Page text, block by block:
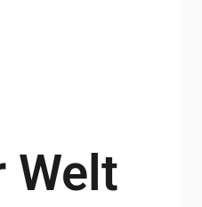
Welt